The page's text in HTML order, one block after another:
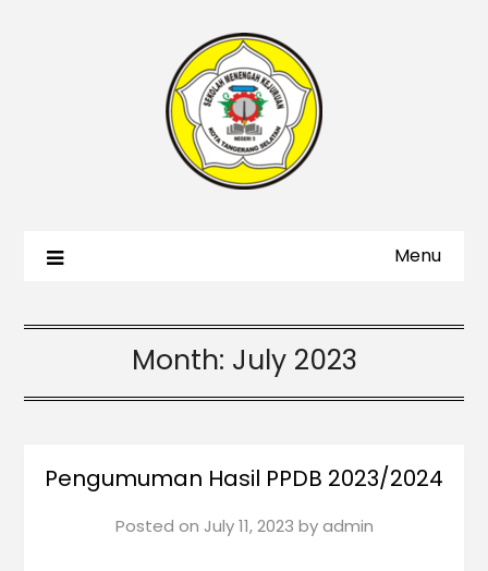
Menu
Month: July 2023
Pengumuman Hasil PPDB 2023/2024
Posted on July 11, 2023 byadmin